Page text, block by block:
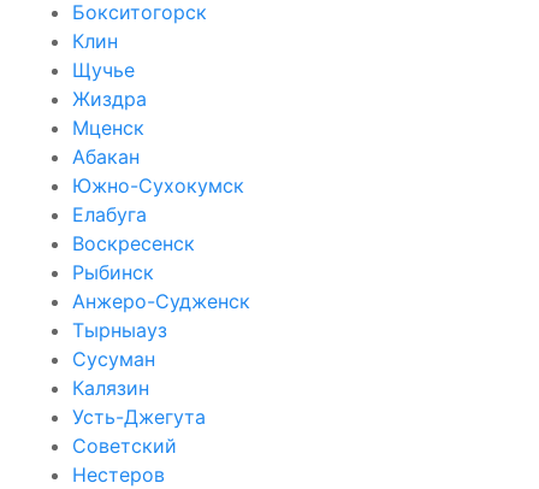
Бокситогорск
Клин
Щучье
Жиздра
Мценск
Абакан
Южно-Сухокумск
Елабуга
Воскресенск
Рыбинск
Анжеро-Судженск
Тырныауз
Сусуман
Калязин
Усть-Джегута
Советский
Нестеров